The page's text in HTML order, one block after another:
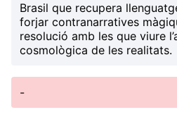
Brasil que recupera
forjar contranarratives
resolució amb les que viure
cosmològica de les realitats.
-